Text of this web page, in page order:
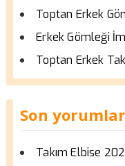
Toptan Erkek
Erkek Gömleği
Toptan Erkek
Son yorumlar
Takım Elbise